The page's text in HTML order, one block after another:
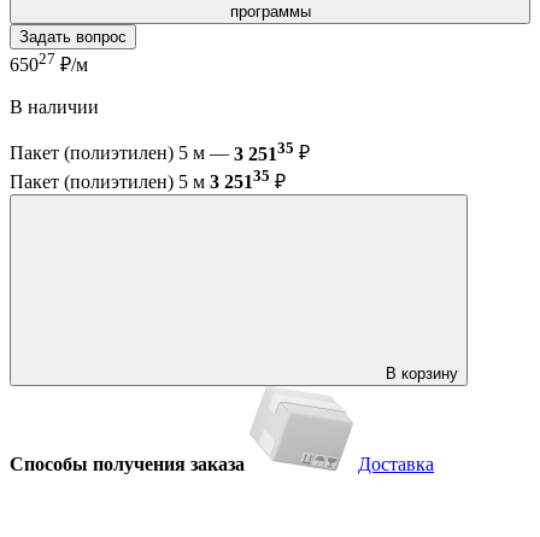
программы
Задать вопрос
65027 ₽/м
В наличии
Пакет (полиэтилен) 5 м — 3 25135 ₽
Пакет (полиэтилен) 5 м 3 25135 ₽
В корзину
Способы получения заказа Доставка